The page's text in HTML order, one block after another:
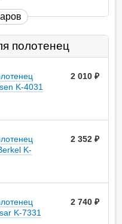
полотенец
K-4031
2 010
K-
2 352
K-7331
2 740